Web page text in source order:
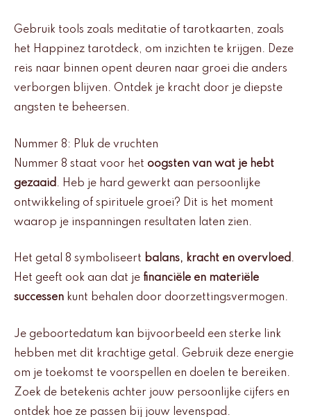
Gebruik tools zoals meditatie of tarotkaarten, zoals
het Happinez tarotdeck, om inzichten te krijgen. Deze
reis naar binnen opent deuren naar groei die anders
verborgen blijven. Ontdek je kracht door je diepste
angsten te beheersen.
Nummer 8: Pluk de vruchten
Nummer 8 staat voor het oogsten van wat je hebt
gezaaid . Heb je hard gewerkt aan persoonlijke
ontwikkeling of spirituele groei? Dit is het moment
waarop je inspanningen resultaten laten zien.
Het getal 8 symboliseert balans, kracht en overvloed .
Het geeft ook aan dat je financiële en materiële
successen kunt behalen door doorzettingsvermogen.
Je geboortedatum kan bijvoorbeeld een sterke link
hebben met dit krachtige getal. Gebruik deze energie
om je toekomst te voorspellen en doelen te bereiken.
Zoek de betekenis achter jouw persoonlijke cijfers en
ontdek hoe ze passen bij jouw levenspad.